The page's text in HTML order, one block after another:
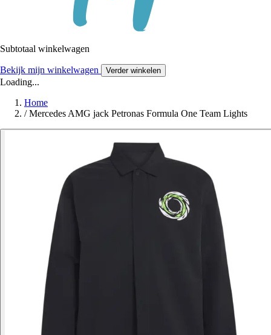
Subtotaal winkelwagen
Bekijk mijn winkelwagen Verder winkelen
Loading...
Home
/ Mercedes AMG jack Petronas Formula One Team Lights